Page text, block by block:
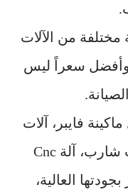
وأفضل سعراً ليس
قطع الليزر، آلة راوتر، وآلات شارب، آلة Cnc
العالية،